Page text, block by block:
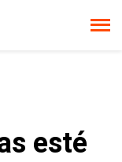
esté